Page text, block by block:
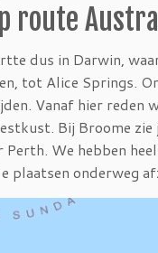
route
dus in Darwin,
tot Alice Springs.
Vanaf hier reden
Bij Broome zie
Perth. We hebben
plaatsen onderweg